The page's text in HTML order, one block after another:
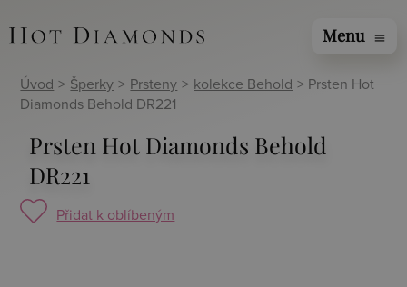
Menu menu
Úvod > Šperky > Prsteny > kolekce Behold > Prsten Hot
Diamonds Behold DR221
Prsten Hot Diamonds Behold
DR221
Přidat k oblíbeným